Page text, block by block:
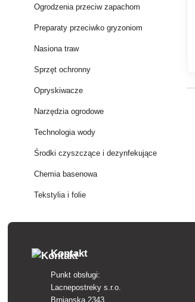
Ogrodzenia przeciw zapachom
Preparaty przeciwko gryzoniom
Nasiona traw
Sprzęt ochronny
Opryskiwacze
Narzędzia ogrodowe
Technologia wody
Środki czyszczące i dezynfekujące
Chemia basenowa
Tekstylia i folie
Kontakt
Punkt obsługi:
Lacnepostreky s.r.o.
Brnianska 2343